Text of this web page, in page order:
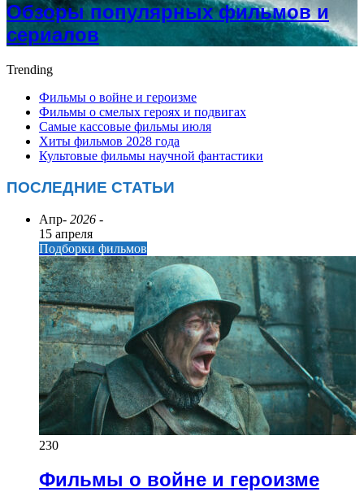
Обзоры популярных фильмов и
сериалов
Trending
Фильмы о войне и героизме
Фильмы о смелых героях и подвигах
Самые кассовые фильмы июля
Хиты фильмов 2028 года
Культовые фильмы научной фантастики
ПОСЛЕДНИЕ СТАТЬИ
Апр- 2026 -
15 апреля
Подборки фильмов
230
Фильмы о войне и героизме